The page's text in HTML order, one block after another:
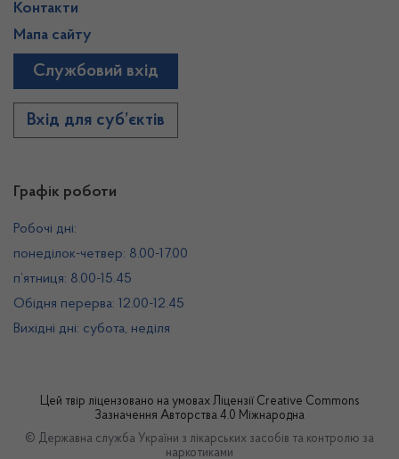
Графік роботи
Робочі дні:
понеділок-четвер: 8.00-17.00
п’ятниця: 8.00-15.45
Обідня перерва: 12.00-12.45
Вихідні дні: субота, неділя
Контакти
Мапа сайту
Службовий вхід
Вхід для суб’єктів
Цей твір ліцензовано на умовах Ліцензії Creative Commons
Зазначення Авторства 4.0 Міжнародна
© Державна служба України з лікарських засобів та контролю за
наркотиками